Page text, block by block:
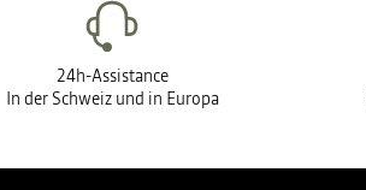
24h-Assistance
In der Schweiz und in Europa